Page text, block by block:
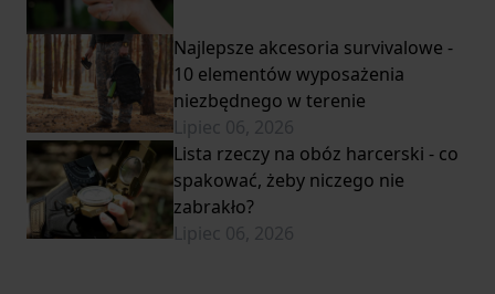
Najlepsze akcesoria survivalowe -
10 elementów wyposażenia
niezbędnego w terenie
Lipiec 06, 2026
Lista rzeczy na obóz harcerski - co
spakować, żeby niczego nie
zabrakło?
Lipiec 06, 2026